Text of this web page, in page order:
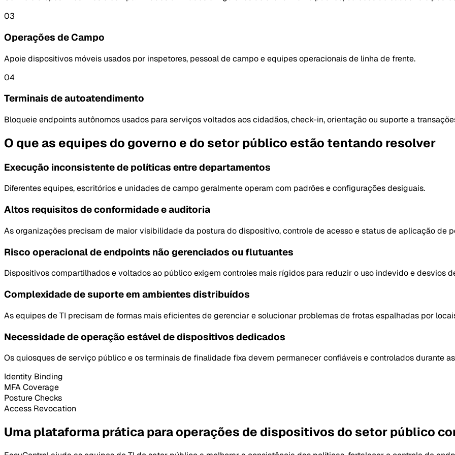
03
Operações de Campo
Apoie dispositivos móveis usados por inspetores, pessoal de campo e equipes operacionais de linha de frente.
04
Terminais de autoatendimento
Bloqueie endpoints autônomos usados ​​para serviços voltados aos cidadãos, check-in, orientação ou suporte a
O que as equipes do governo e do setor público estão tentando resolver
Execução inconsistente de políticas entre departamentos
Diferentes equipes, escritórios e unidades de campo geralmente operam com padrões e configurações desiguais.
Altos requisitos de conformidade e auditoria
As organizações precisam de maior visibilidade da postura do dispositivo, controle de acesso e status de aplicação de
Risco operacional de endpoints não gerenciados ou flutuantes
Dispositivos compartilhados e voltados ao público exigem controles mais rígidos para reduzir o uso indevido e desvios
Complexidade de suporte em ambientes distribuídos
As equipes de TI precisam de formas mais eficientes de gerenciar e solucionar problemas de frotas espalhadas por
Necessidade de operação estável de dispositivos dedicados
Os quiosques de serviço público e os terminais de finalidade fixa devem permanecer confiáveis e controlados durante
Identity Binding
MFA Coverage
Posture Checks
Access Revocation
Uma plataforma prática para operações de dispositivos do setor público